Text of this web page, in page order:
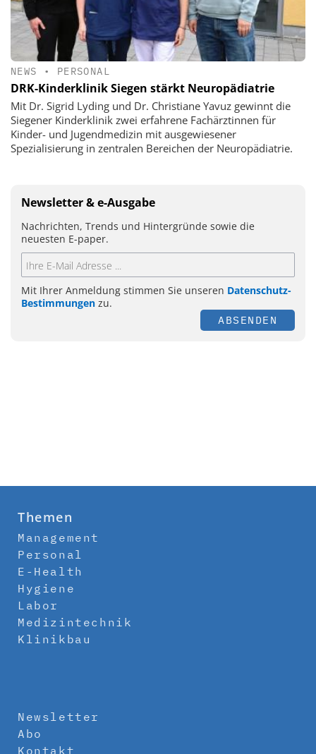
NEWS • PERSONAL
DRK-Kinderklinik Siegen stärkt Neuropädiatrie
Mit Dr. Sigrid Lyding und Dr. Christiane Yavuz gewinnt die
Siegener Kinderklinik zwei erfahrene Fachärztinnen für
Kinder- und Jugendmedizin mit ausgewiesener
Spezialisierung in zentralen Bereichen der Neuropädiatrie.
Newsletter & e-Ausgabe
Nachrichten, Trends und Hintergründe sowie die
neuesten E-paper.
Mit Ihrer Anmeldung stimmen Sie unseren Datenschutz-
Bestimmungen zu.
ABSENDEN
Themen
Management
Personal
E-Health
Hygiene
Labor
Medizintechnik
Klinikbau
Newsletter
Abo
Kontakt